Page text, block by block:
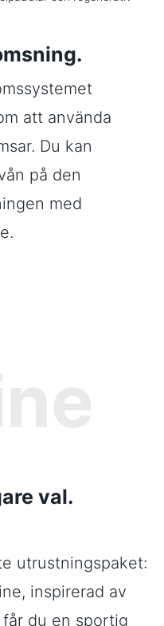
att använda
Du kan
på den
med
val.
utrustningspaket:
inspirerad av
du en sportig